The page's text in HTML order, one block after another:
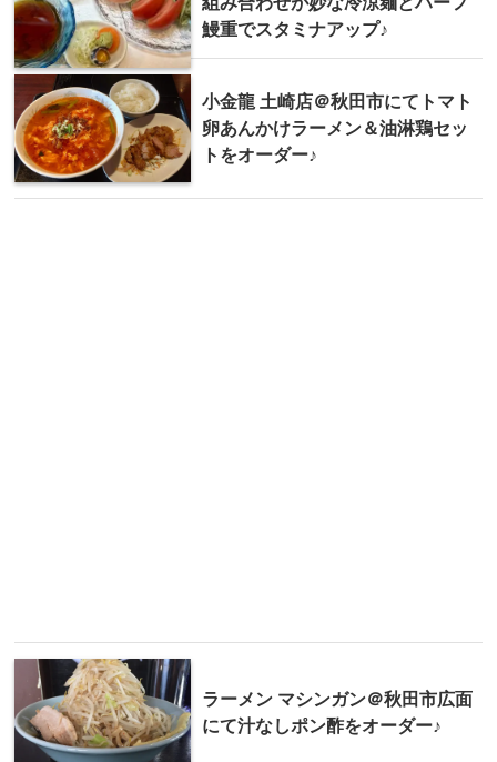
鰻重でスタミナアップ♪
小金龍 土崎店＠秋田市にてトマト
卵あんかけラーメン＆油淋鶏セッ
トをオーダー♪
ラーメン マシンガン＠秋田市広面
にて汁なしポン酢をオーダー♪